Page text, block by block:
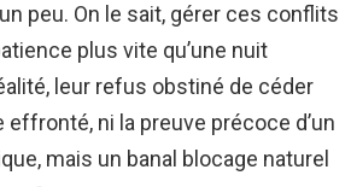
peu. On le sait, gérer ces conflits
plus vite qu’une nuit
leur refus obstiné de céder
effronté, ni la preuve précoce d’un
mais un banal blocage naturel